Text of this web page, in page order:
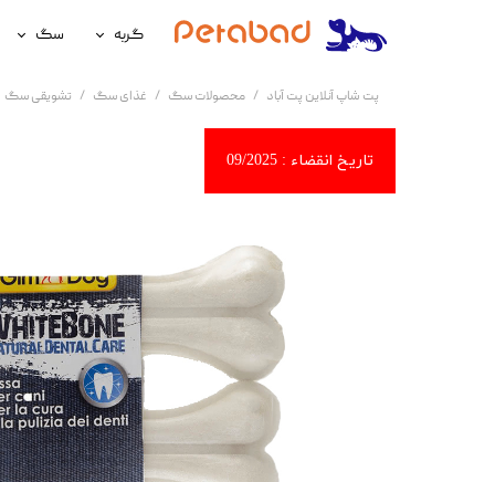
گربه
غذای گربه
سگ
غذای سگ
پت شاپ آنلاین پت آباد محصولات سگ غذای سگ تشویقی سگ